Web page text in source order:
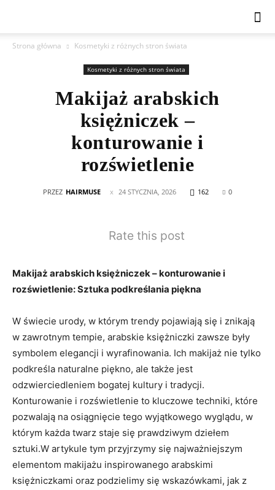
Strona główna Kosmetyki z różnych stron świata
Kosmetyki z różnych stron świata
Makijaż arabskich
księżniczek –
konturowanie i
rozświetlenie
PRZEZ HAIRMUSE 24 STYCZNIA, 2026 162 0
Rate this post
Makijaż arabskich ⁤księżniczek – konturowanie i
rozświetlenie: Sztuka podkreślania ⁢piękna
W ⁣świecie‍ urody, w ⁣którym ⁢trendy pojawiają się i znikają
w zawrotnym tempie, arabskie księżniczki zawsze były
symbolem elegancji i wyrafinowania. Ich makijaż nie ⁢tylko‌
podkreśla ⁤naturalne piękno, ale także ​jest
odzwierciedleniem ⁣bogatej kultury i tradycji.
Konturowanie i rozświetlenie to kluczowe techniki, które
⁤pozwalają na osiągnięcie‌ tego wyjątkowego wyglądu,⁢ w
którym każda twarz staje się prawdziwym ‌dziełem
sztuki.W artykule tym przyjrzymy się najważniejszym
elementom makijażu inspirowanego arabskimi⁢
księżniczkami oraz podzielimy się wskazówkami, jak z